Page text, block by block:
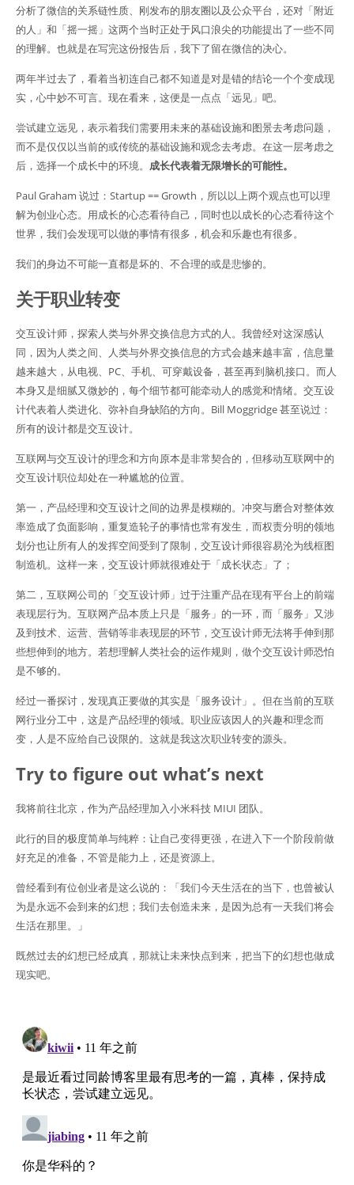
分析了微信的关系链性质、刚发布的朋友圈以及公众平台，还对「附近
的人」和「摇一摇」这两个当时正处于风口浪尖的功能提出了一些不同
的理解。也就是在写完这份报告后，我下了留在微信的决心。
两年半过去了，看着当初连自己都不知道是对是错的结论一个个变成现
实，心中妙不可言。现在看来，这便是一点点「远见」吧。
尝试建立远见，表示着我们需要用未来的基础设施和图景去考虑问题，
而不是仅仅以当前的或传统的基础设施和观念去考虑。在这一层考虑之
后，选择一个成长中的环境。 成长代表着无限增长的可能性。
Paul Graham 说过：Startup == Growth，所以以上两个观点也可以理
解为创业心态。用成长的心态看待自己，同时也以成长的心态看待这个
世界，我们会发现可以做的事情有很多，机会和乐趣也有很多。
我们的身边不可能一直都是坏的、不合理的或是悲惨的。
关于职业转变
交互设计师，探索人类与外界交换信息方式的人。我曾经对这深感认
同，因为人类之间、人类与外界交换信息的方式会越来越丰富，信息量
越来越大，从电视、PC、手机、可穿戴设备，甚至再到脑机接口。而人
本身又是细腻又微妙的，每个细节都可能牵动人的感觉和情绪。交互设
计代表着人类进化、弥补自身缺陷的方向。Bill Moggridge 甚至说过：
所有的设计都是交互设计。
互联网与交互设计的理念和方向原本是非常契合的，但移动互联网中的
交互设计职位却处在一种尴尬的位置。
第一，产品经理和交互设计之间的边界是模糊的。冲突与磨合对整体效
率造成了负面影响，重复造轮子的事情也常有发生，而权责分明的领地
划分也让所有人的发挥空间受到了限制，交互设计师很容易沦为线框图
制造机。这样一来，交互设计师就很难处于「成长状态」了；
第二，互联网公司的「交互设计师」过于注重产品在现有平台上的前端
表现层行为。互联网产品本质上只是「服务」的一环，而「服务」又涉
及到技术、运营、营销等非表现层的环节，交互设计师无法将手伸到那
些想伸到的地方。若想理解人类社会的运作规则，做个交互设计师恐怕
是不够的。
经过一番探讨，发现真正要做的其实是「服务设计」。但在当前的互联
网行业分工中，这是产品经理的领域。职业应该因人的兴趣和理念而
变，人是不应给自己设限的。这就是我这次职业转变的源头。
Try to figure out what’s next
我将前往北京，作为产品经理加入小米科技 MIUI 团队。
此行的目的极度简单与纯粹：让自己变得更强，在进入下一个阶段前做
好充足的准备，不管是能力上，还是资源上。
曾经看到有位创业者是这么说的：「我们今天生活在的当下，也曾被认
为是永远不会到来的幻想；我们去创造未来，是因为总有一天我们将会
生活在那里。」
既然过去的幻想已经成真，那就让未来快点到来，把当下的幻想也做成
现实吧。